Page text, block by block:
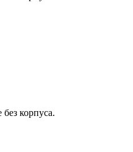
корпуса.